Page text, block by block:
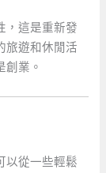
，這是重新發
旅遊和休閒活
創業。
以從一些輕鬆